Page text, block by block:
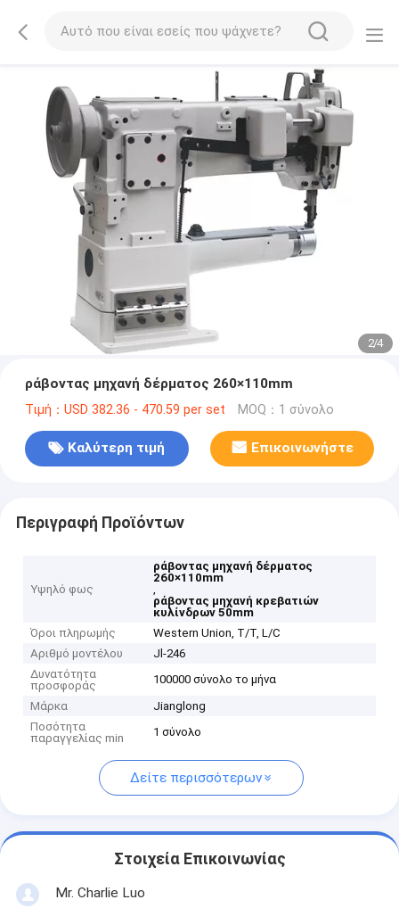
2/4
ράβοντας μηχανή δέρματος 260×110mm
Τιμή：USD 382.36 - 470.59 per set MOQ：1 σύνολο
Καλύτερη τιμή Επικοινωνήστε
Περιγραφή Προϊόντων
Υψηλό φως
ράβοντας μηχανή δέρματος
260×110mm
,
ράβοντας μηχανή κρεβατιών
κυλίνδρων 50mm
Όροι πληρωμής
Western Union, T/T, L/C
Αριθμό μοντέλου
Jl-246
Δυνατότητα
προσφοράς
100000 σύνολο το μήνα
Μάρκα
Jianglong
Ποσότητα
παραγγελίας min
1 σύνολο
Δείτε περισσότερων
Στοιχεία Επικοινωνίας
Mr. Charlie Luo